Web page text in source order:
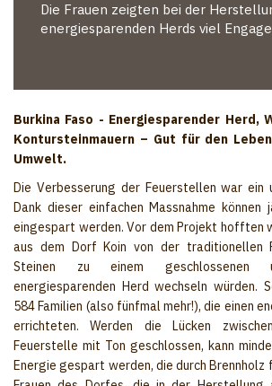
Die Frauen zeigten bei der
energiesparenden Herds viel
Burkina Faso - Energiesparender Herd,
Kontursteinmauern – Gut für den
Umwelt.
Die Verbesserung der Feuerstellen war
Dank dieser einfachen Massnahme können
eingespart werden. Vor dem Projekt hofften
aus dem Dorf Koin von der traditionellen
Steinen zu einem geschlossenen
energiesparenden Herd wechseln würden.
584 Familien (also fünfmal mehr!), die einen
errichteten. Werden die Lücken
Feuerstelle mit Ton geschlossen, kann
Energie gespart werden, die durch